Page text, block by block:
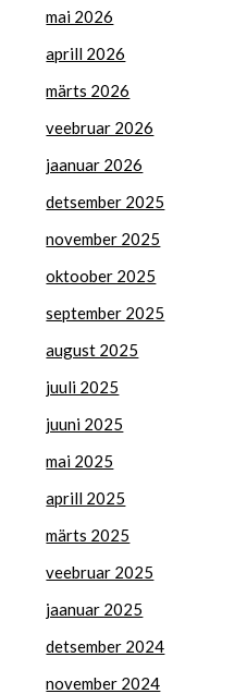
mai 2026
aprill 2026
märts 2026
veebruar 2026
jaanuar 2026
detsember 2025
november 2025
oktoober 2025
september 2025
august 2025
juuli 2025
juuni 2025
mai 2025
aprill 2025
märts 2025
veebruar 2025
jaanuar 2025
detsember 2024
november 2024